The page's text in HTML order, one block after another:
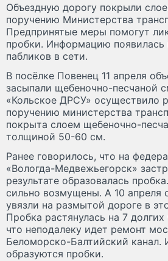
Объездную дорогу покрыли
поручению Министерства
Предпринятые меры помогут
пробки. Информацию
пабликов в сети.
В посёлке Повенец 11 апреля
засыпали щебеночно-песчаной
«Кольское ДРСУ» осуществило
поручению министерства
покрыта слоем щебеночно-
толщиной 50-60 см.
Ранее говорилось, что на
«Вологда-Медвежьегорск»
результате образовалась
сильно возмущены. А 10 апреля
увязли на размытой дороге в
Пробка растянулась на 7
что неподалеку идет ремонт
Беломорско-Балтийский канал.
образуются пробки.